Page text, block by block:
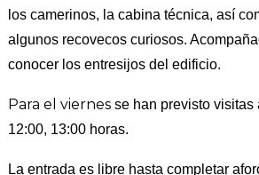
los camerinos, la cabina técnica, así
algunos recovecos curiosos.
conocer los entresijos del edificio.
Para el viernes se han previsto visitas
12:00, 13:00 horas.
La entrada es libre hasta completar